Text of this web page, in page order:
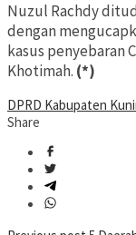
Nuzul Rachdy
dengan
kasus penyebaran
Khotimah. (*)
DPRD Kabupaten
Share